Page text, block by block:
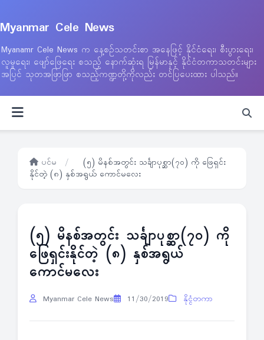
Myanmar Cele News
Myanamr Cele News က နေ့စဉ်သတင်းစာ အနေဖြင့် နိုင်ငံရေး၊ စီးပွားရေး၊
လူမှုရေး၊ ဖျော်ဖြေရေး စသည့် နောက်ဆုံးရ မြန်မာနှင့် နိုင်ငံတကာသတင်းများ
အပြင် သုတအဖြာဖြာ စသည့်ကဏ္ဍတို့ကိုလည်း တင်ပြပေးထား ပါသည်။
ပင်မ /
(၅) မိနစ်အတွင်း သင်္ချာပုစ္ဆာ(၇၀) ကို ဖြေရှင်း
နိုင်တဲ့ (၈) နှစ်အရွယ် ကောင်မလေး
(၅) မိနစ်အတွင်း သင်္ချာပုစ္ဆာ(၇၀) ကို
ဖြေရှင်းနိုင်တဲ့ (၈) နှစ်အရွယ်
ကောင်မလေး
Myanmar Cele News 11/30/2019 နိုင္ငံတကာ